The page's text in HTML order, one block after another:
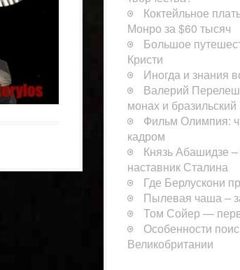
Коктейльное
Монро за $60 тысяч
Большое
Кристи
Иногда и знания
Валерий
монах и бразильский
Фильм Олимпия:
кадром
Князь Абашидзе
наставник Сталина
Где Берлускони
Пылевая чаша –
Том Сойер —
Особенности
Великобритании